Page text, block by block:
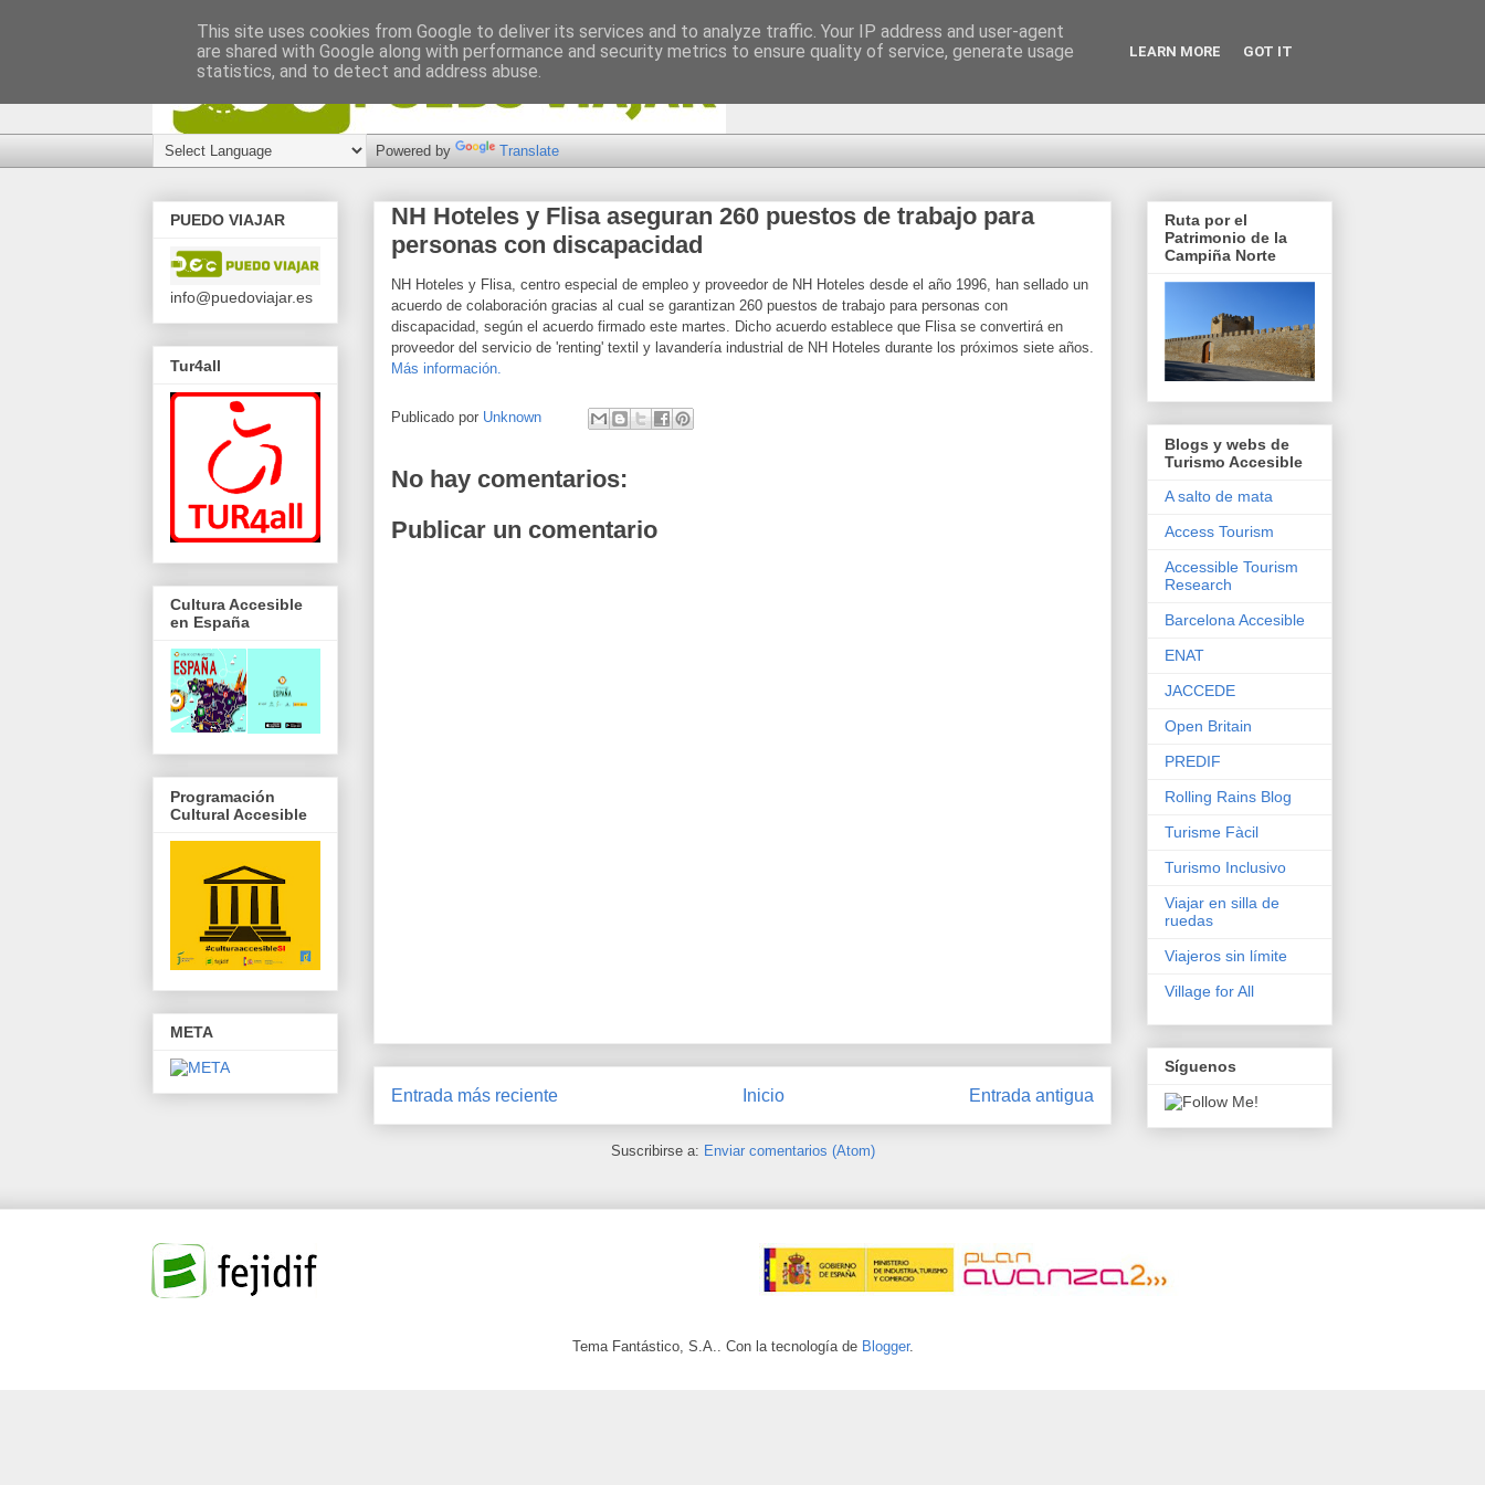
Powered by Translate
NH Hoteles y Flisa aseguran 260 puestos de trabajo para
personas con discapacidad
NH Hoteles y Flisa, centro especial de empleo y proveedor de NH Hoteles desde el año 1996, han sellado un
acuerdo de colaboración gracias al cual se garantizan 260 puestos de trabajo para personas con
discapacidad, según el acuerdo firmado este martes. Dicho acuerdo establece que Flisa se convertirá en
proveedor del servicio de 'renting' textil y lavandería industrial de NH Hoteles durante los próximos siete años.
Más información.
Publicado por Unknown
No hay comentarios:
Publicar un comentario
Entrada más reciente Entrada antigua
Inicio
Suscribirse a: Enviar comentarios (Atom)
PUEDO VIAJAR
info@puedoviajar.es
Tur4all
Cultura Accesible
en España
Programación
Cultural Accesible
META
Ruta por el
Patrimonio de la
Campiña Norte
Blogs y webs de
Turismo Accesible
A salto de mata
Access Tourism
Accessible Tourism
Research
Barcelona Accesible
ENAT
JACCEDE
Open Britain
PREDIF
Rolling Rains Blog
Turisme Fàcil
Turismo Inclusivo
Viajar en silla de
ruedas
Viajeros sin límite
Village for All
Síguenos
Tema Fantástico, S.A.. Con la tecnología de Blogger.
This site uses cookies from Google to deliver its services and to analyze traffic. Your IP address and user-agent
are shared with Google along with performance and security metrics to ensure quality of service, generate usage
statistics, and to detect and address abuse.
LEARN MORE GOT IT